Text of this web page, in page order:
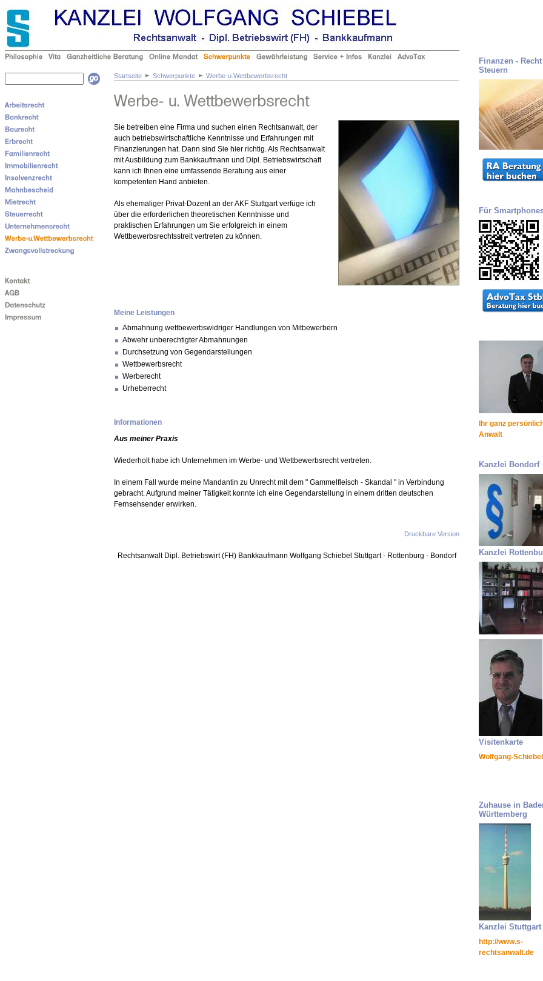
Startseite Schwerpunkte Werbe-u.Wettbewerbsrecht
Sie betreiben eine Firma und suchen einen Rechtsanwalt, der
auch betriebswirtschaftliche Kenntnisse und Erfahrungen mit
Finanzierungen hat. Dann sind Sie hier richtig. Als Rechtsanwalt
mit Ausbildung zum Bankkaufmann und Dipl. Betriebswirtschaft
kann ich Ihnen eine umfassende Beratung aus einer
kompetenten Hand anbieten.
Als ehemaliger Privat-Dozent an der AKF Stuttgart verfüge ich
über die erforderlichen theoretischen Kenntnisse und
praktischen Erfahrungen um Sie erfolgreich in einem
Wettbewerbsrechtsstreit vertreten zu können.
Meine Leistungen
Abmahnung wettbewerbswidriger Handlungen von Mitbewerbern
Abwehr unberechtigter Abmahnungen
Durchsetzung von Gegendarstellungen
Wettbewerbsrecht
Werberecht
Urheberrecht
Informationen
Aus meiner Praxis
Wiederholt habe ich Unternehmen im Werbe- und Wettbewerbsrecht vertreten.
In einem Fall wurde meine Mandantin zu Unrecht mit dem " Gammelfleisch - Skandal " in Verbindung
gebracht. Aufgrund meiner Tätigkeit konnte ich eine Gegendarstellung in einem dritten deutschen
Fernsehsender erwirken.
Druckbare Version
Rechtsanwalt Dipl. Betriebswirt (FH) Bankkaufmann Wolfgang Schiebel Stuttgart - Rottenburg - Bondorf
Finanzen - Recht
Steuern
Für
Ihr ganz
Anwalt
Kanzlei Bondorf
Kanzlei
Visitenkarte
Wolfgang-
Zuhause in
Württemberg
Kanzlei Stuttgart
http://www.s-
rechtsanwalt.de